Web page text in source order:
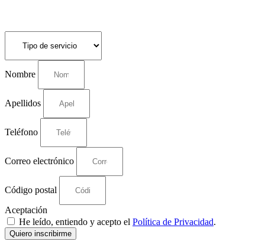
Nombre
Apellidos
Teléfono
Correo electrónico
Código postal
Aceptación
He leído, entiendo y acepto el Política de Privacidad.
Quiero inscribirme